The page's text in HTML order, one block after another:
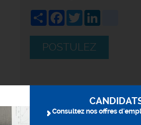
ShareFacebook
Twitter
POSTULEZ
Consultez nos offres